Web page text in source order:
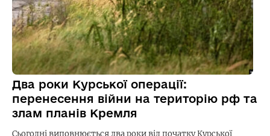
Два роки Курської операції:
перенесення війни на територію рф та
злам планів Кремля
Сьогодні виповнюється два роки від початку Курської